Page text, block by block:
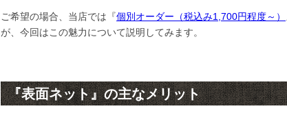
ご希望の場合、当店では『個別オーダー（税込み1,700円程度～）
が、今回はこの魅力について説明してみます。
『表面ネット』の主なメリット